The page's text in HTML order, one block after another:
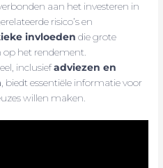
aan het investeren in
risico’s en
invloeden die grote
het rendement.
inclusiefadviezen en
, biedt essentiële informatie voor
willen maken.